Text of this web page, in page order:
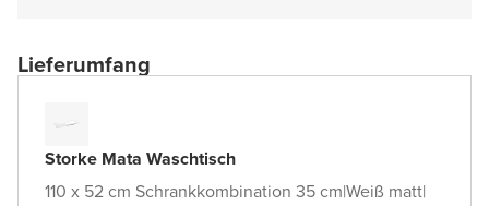
Lieferumfang
Storke Mata Waschtisch
110 x 52 cm Schrankkombination 35 cm|Weiß matt|